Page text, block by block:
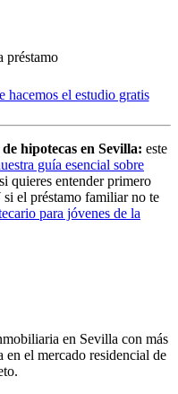
préstamo
hacemos el estudio gratis
hipotecas en Sevilla: este
guía esencial sobre
quieres entender primero
el préstamo familiar no te
para jóvenes de la
en Sevilla con más
en el mercado residencial de